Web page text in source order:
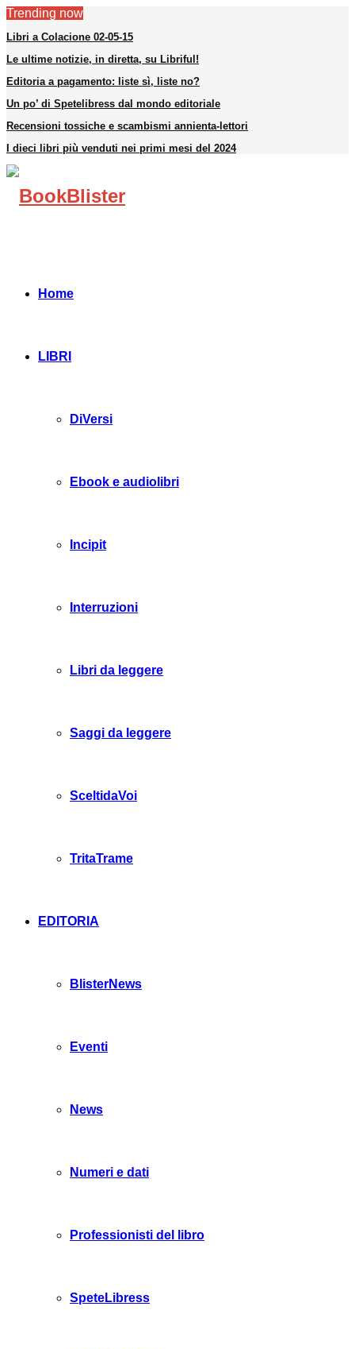
Trending now
Libri a Colacione 02-05-15
Le ultime notizie, in diretta, su Libriful!
Editoria a pagamento: liste sì, liste no?
Un po’ di Spetelibress dal mondo editoriale
Recensioni tossiche e scambismi annienta-lettori
I dieci libri più venduti nei primi mesi del 2024
Facebook
Instagram
Linkedin
Youtube
Telegram
Home
LIBRI
DiVersi
Ebook e audiolibri
Incipit
Interruzioni
Libri da leggere
Saggi da leggere
SceltidaVoi
TritaTrame
EDITORIA
BlisterNews
Eventi
News
Numeri e dati
Professionisti del libro
SpeteLibress